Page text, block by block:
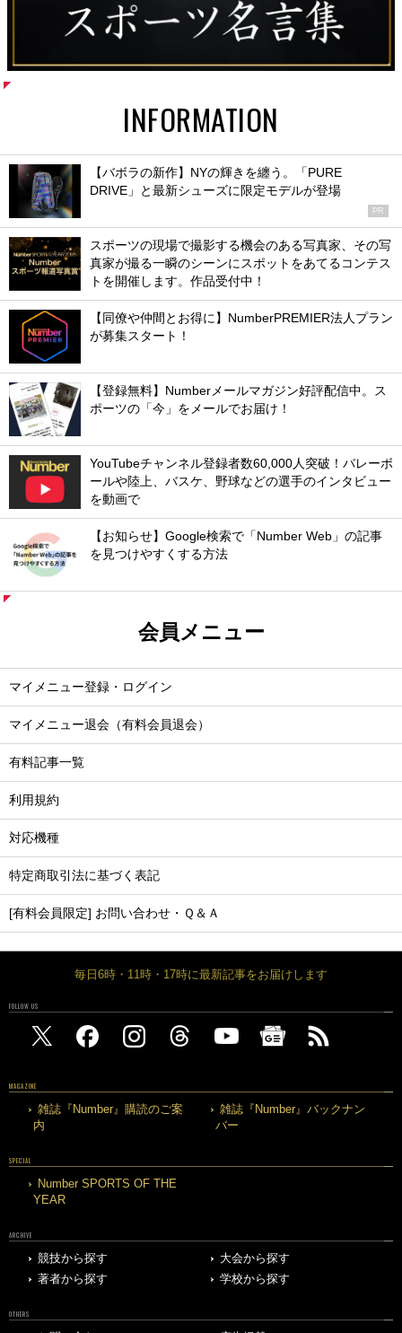
INFORMATION
【バボラの新作】NYの輝きを纏う。「PURE
DRIVE」と最新シューズに限定モデルが登場
PR
スポーツの現場で撮影する機会のある写真家、その写
真家が撮る一瞬のシーンにスポットをあてるコンテス
トを開催します。作品受付中！
【同僚や仲間とお得に】NumberPREMIER法人プラン
が募集スタート！
【登録無料】Numberメールマガジン好評配信中。ス
ポーツの「今」をメールでお届け！
YouTubeチャンネル登録者数60,000人突破！バレーボ
ールや陸上、バスケ、野球などの選手のインタビュー
を動画で
【お知らせ】Google検索で「Number Web」の記事
を見つけやすくする方法
会員メニュー
マイメニュー登録・ログイン
マイメニュー退会（有料会員退会）
有料記事一覧
利用規約
対応機種
特定商取引法に基づく表記
[有料会員限定] お問い合わせ・Ｑ＆Ａ
毎日6時・11時・17時に最新記事をお届けします
FOLLOW US
MAGAZINE
雑誌『Number』購読のご案
内
雑誌『Number』バックナン
バー
SPECIAL
Number SPORTS OF THE
YEAR
ARCHIVE
競技から探す
大会から探す
著者から探す
学校から探す
OTHERS